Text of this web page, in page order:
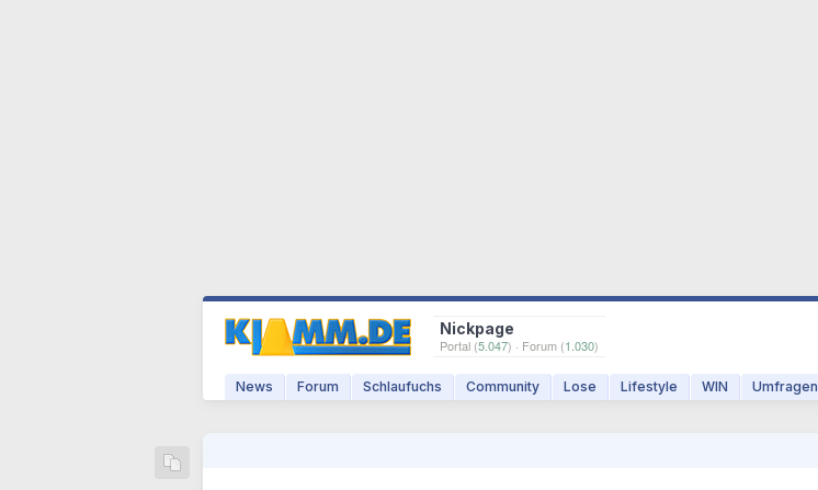
Nickpage
Portal (5.047) · Forum (1.030)
News Forum Schlaufuchs Community Lose Lifestyle WIN Umfragen